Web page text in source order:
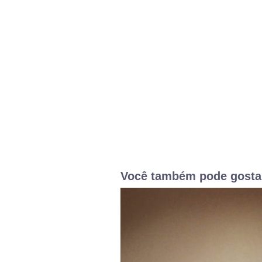
Você também pode